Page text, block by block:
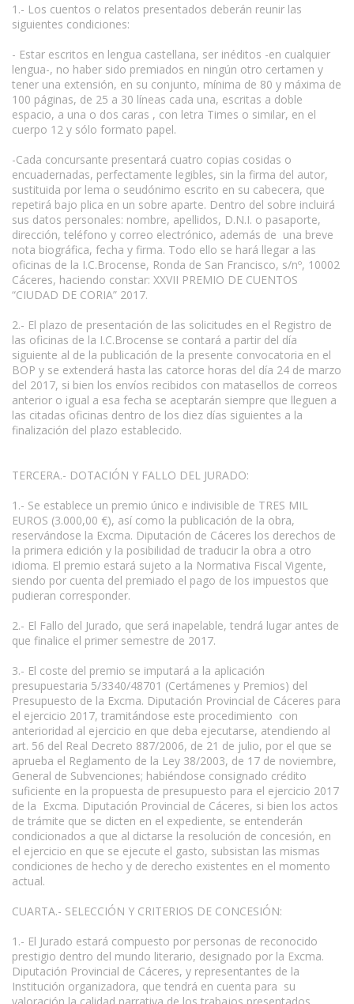
1.- Los cuentos o relatos presentados deberán reunir las
siguientes condiciones:
- Estar escritos en lengua castellana, ser inéditos -en cualquier
lengua-, no haber sido premiados en ningún otro certamen y
tener una extensión, en su conjunto, mínima de 80 y máxima de
100 páginas, de 25 a 30 líneas cada una, escritas a doble
espacio, a una o dos caras , con letra Times o similar, en el
cuerpo 12 y sólo formato papel.
-Cada concursante presentará cuatro copias cosidas o
encuadernadas, perfectamente legibles, sin la firma del autor,
sustituida por lema o seudónimo escrito en su cabecera, que
repetirá bajo plica en un sobre aparte. Dentro del sobre incluirá
sus datos personales: nombre, apellidos, D.N.I. o pasaporte,
dirección, teléfono y correo electrónico, además de una breve
nota biográfica, fecha y firma. Todo ello se hará llegar a las
oficinas de la I.C.Brocense, Ronda de San Francisco, s/nº, 10002
Cáceres, haciendo constar: XXVII PREMIO DE CUENTOS
“CIUDAD DE CORIA” 2017.
2.- El plazo de presentación de las solicitudes en el Registro de
las oficinas de la I.C.Brocense se contará a partir del día
siguiente al de la publicación de la presente convocatoria en el
BOP y se extenderá hasta las catorce horas del día 24 de marzo
del 2017, si bien los envíos recibidos con matasellos de correos
anterior o igual a esa fecha se aceptarán siempre que lleguen a
las citadas oficinas dentro de los diez días siguientes a la
finalización del plazo establecido.
TERCERA.- DOTACIÓN Y FALLO DEL JURADO:
1.- Se establece un premio único e indivisible de TRES MIL
EUROS (3.000,00 €), así como la publicación de la obra,
reservándose la Excma. Diputación de Cáceres los derechos de
la primera edición y la posibilidad de traducir la obra a otro
idioma. El premio estará sujeto a la Normativa Fiscal Vigente,
siendo por cuenta del premiado el pago de los impuestos que
pudieran corresponder.
2.- El Fallo del Jurado, que será inapelable, tendrá lugar antes de
que finalice el primer semestre de 2017.
3.- El coste del premio se imputará a la aplicación
presupuestaria 5/3340/48701 (Certámenes y Premios) del
Presupuesto de la Excma. Diputación Provincial de Cáceres para
el ejercicio 2017, tramitándose este procedimiento con
anterioridad al ejercicio en que deba ejecutarse, atendiendo al
art. 56 del Real Decreto 887/2006, de 21 de julio, por el que se
aprueba el Reglamento de la Ley 38/2003, de 17 de noviembre,
General de Subvenciones; habiéndose consignado crédito
suficiente en la propuesta de presupuesto para el ejercicio 2017
de la Excma. Diputación Provincial de Cáceres, si bien los actos
de trámite que se dicten en el expediente, se entenderán
condicionados a que al dictarse la resolución de concesión, en
el ejercicio en que se ejecute el gasto, subsistan las mismas
condiciones de hecho y de derecho existentes en el momento
actual.
CUARTA.- SELECCIÓN Y CRITERIOS DE CONCESIÓN:
1.- El Jurado estará compuesto por personas de reconocido
prestigio dentro del mundo literario, designado por la Excma.
Diputación Provincial de Cáceres, y representantes de la
Institución organizadora, que tendrá en cuenta para su
valoración la calidad narrativa de los trabajos presentados.